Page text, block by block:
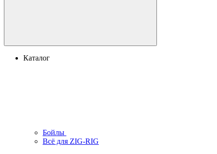
Каталог
Бойлы
Всё для ZIG-RIG